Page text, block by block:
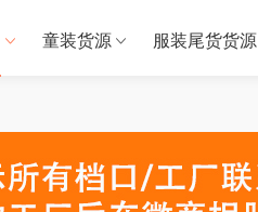
童装货源 服装尾货货源